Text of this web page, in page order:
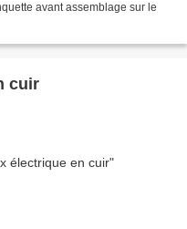
avant assemblage sur le
cuir